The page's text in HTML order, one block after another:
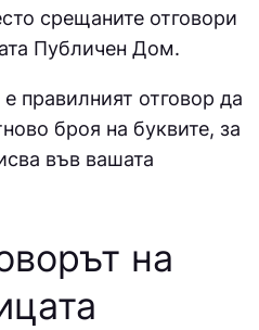
срещаните отговори
Публичен Дом.
правилният отговор да
броя на буквите, за
във вашата
на